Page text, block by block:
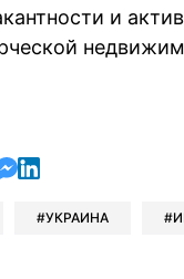
и
Telegram
в Facebook
в Xв Viber
в Whatsapp
отправить в
отправить в
УКРАИНА